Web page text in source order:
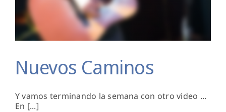
Nuevos Caminos
Y vamos terminando la semana con otro video ...
En [...]